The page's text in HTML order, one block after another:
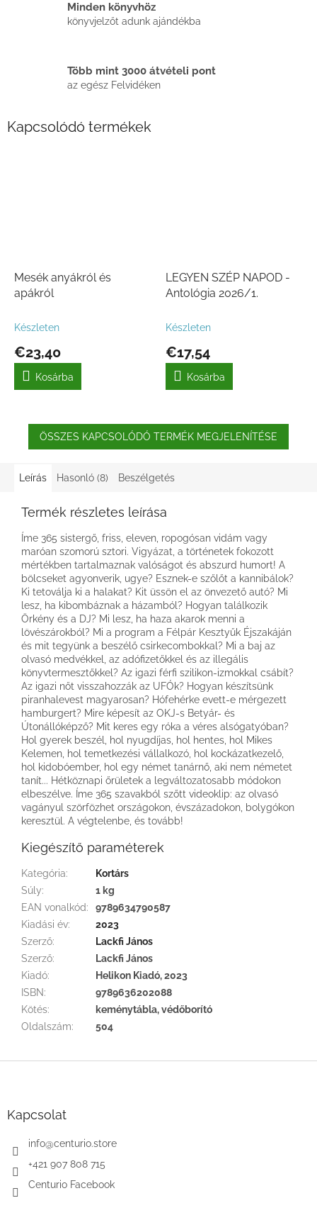
Minden könyvhöz
könyvjelzőt adunk ajándékba
Több mint 3000 átvételi pont
az egész Felvidéken
Kapcsolódó termékek
Mesék anyákról és
apákról
Készleten
€23,40
Kosárba
LEGYEN SZÉP NAPOD -
Antológia 2026/1.
Készleten
€17,54
Kosárba
ÖSSZES KAPCSOLÓDÓ TERMÉK MEGJELENÍTÉSE
Leírás Hasonló (8) Beszélgetés
Termék részletes leírása
Íme 365 sistergő, friss, eleven, ropogósan vidám vagy
maróan szomorú sztori. Vigyázat, a történetek fokozott
mértékben tartalmaznak valóságot és abszurd humort! A
bölcseket agyonverik, ugye? Esznek-e szőlőt a kannibálok?
Ki tetoválja ki a halakat? Kit üssön el az önvezető autó? Mi
lesz, ha kibombáznak a házamból? Hogyan találkozik
Örkény és a DJ? Mi lesz, ha haza akarok menni a
lövészárokból? Mi a program a Félpár Kesztyűk Éjszakáján
és mit tegyünk a beszélő csirkecombokkal? Mi a baj az
olvasó medvékkel, az adófizetőkkel és az illegális
könyvtermesztőkkel? Az igazi férfi szilikon-izmokkal csábít?
Az igazi nőt visszahozzák az UFÓk? Hogyan készítsünk
piranhalevest magyarosan? Hófehérke evett-e mérgezett
hamburgert? Mire képesít az OKJ-s Betyár- és
Útonállóképző? Mit keres egy róka a véres alsógatyóban?
Hol gyerek beszél, hol nyugdíjas, hol hentes, hol Mikes
Kelemen, hol temetkezési vállalkozó, hol kockázatkezelő,
hol kidobóember, hol egy német tanárnő, aki nem németet
tanít... Hétköznapi őrületek a legváltozatosabb módokon
elbeszélve. Íme 365 szavakból szőtt videoklip: az olvasó
vagányul szörfözhet országokon, évszázadokon, bolygókon
keresztül. A végtelenbe, és tovább!
Kiegészítő paraméterek
Kategória:
Kortárs
Súly:
1 kg
EAN vonalkód:
9789634790587
Kiadási év:
2023
Szerző:
Lackfi János
Szerző:
Lackfi János
Kiadó:
Helikon Kiadó, 2023
ISBN:
9789636202088
Kötés:
keménytábla, védőborító
Oldalszám: 504
Kapcsolat
info@centurio.store
+421 907 808 715
Centurio Facebook